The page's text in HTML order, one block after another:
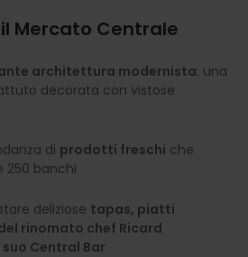
Mercato Centrale
architettura modernista: una
decorata con vistose
di prodotti freschi che
250 banchi
deliziose tapas, piatti
rinomato chef Ricard
Central Bar